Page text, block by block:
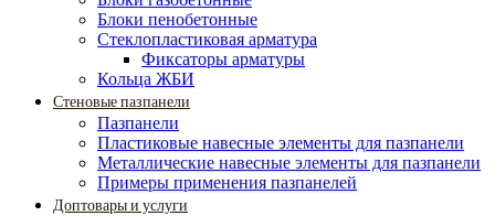
Блоки пенобетонные
Стеклопластиковая арматура
Фиксаторы арматуры
Кольца ЖБИ
Стеновые пазпанели
Пазпанели
Пластиковые навесные элементы для пазпанели
Металлические навесные элементы для пазпанели
Примеры применения пазпанелей
Доптовары и услуги